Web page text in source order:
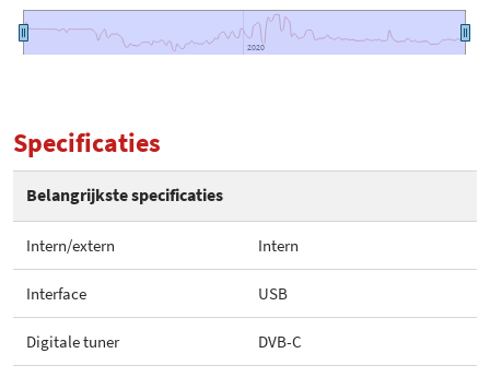
2020
2020
Specificaties
Belangrijkste specificaties
Intern/extern Intern
Interface USB
Digitale tuner DVB-C